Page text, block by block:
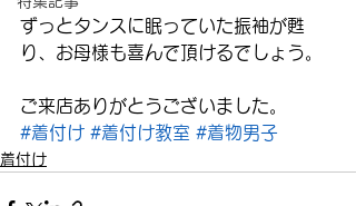
ずっとタンスに眠っていた振袖が甦
り、お母様も喜んで頂けるでしょう。
ご来店ありがとうございました。
#着付け #着付け教室 #着物男子
着付け